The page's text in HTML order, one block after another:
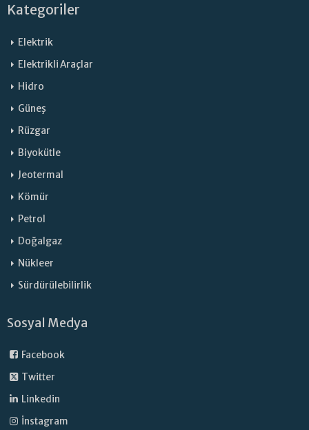
Kategoriler
Elektrik
Elektrikli Araçlar
Hidro
Güneş
Rüzgar
Biyokütle
Jeotermal
Kömür
Petrol
Doğalgaz
Nükleer
Sürdürülebilirlik
Sosyal Medya
Facebook
Twitter
Linkedin
İnstagram